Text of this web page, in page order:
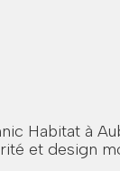
Habitat à
et design